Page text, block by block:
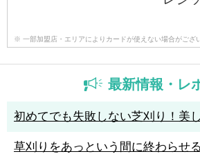
※ 一部加盟店・エリアによりカードが使えない場合がござ
最新情報・レ